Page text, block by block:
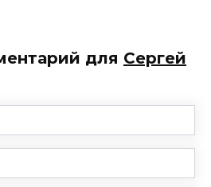
для Сергей